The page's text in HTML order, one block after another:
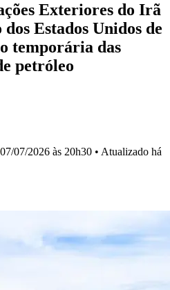
Exteriores do Irã
Estados Unidos de
temporária das
petróleo
07/07/2026 às 20h30 • Atualizado há